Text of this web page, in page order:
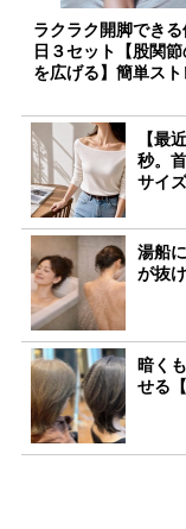
ラクラク開脚できる
日３セット【股関
を広げる】簡単ス
【最
秒。
サイズ
湯船
が抜
暗く
せる